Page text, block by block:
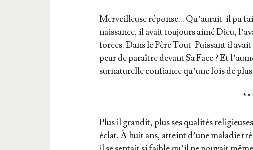
Mer­veilleuse réponse… Qu’au­rait-il pu
nais­sance, il avait tou­jours aimé Dieu,
forces. Dans le Père Tout-Puis­sant il
peur de paraître devant Sa Face ? Et
sur­na­tu­relle confiance qu’une fois de
* *
Plus il gran­dit, plus ses qua­li­tés
éclat. À huit ans, atteint d’une mala­die